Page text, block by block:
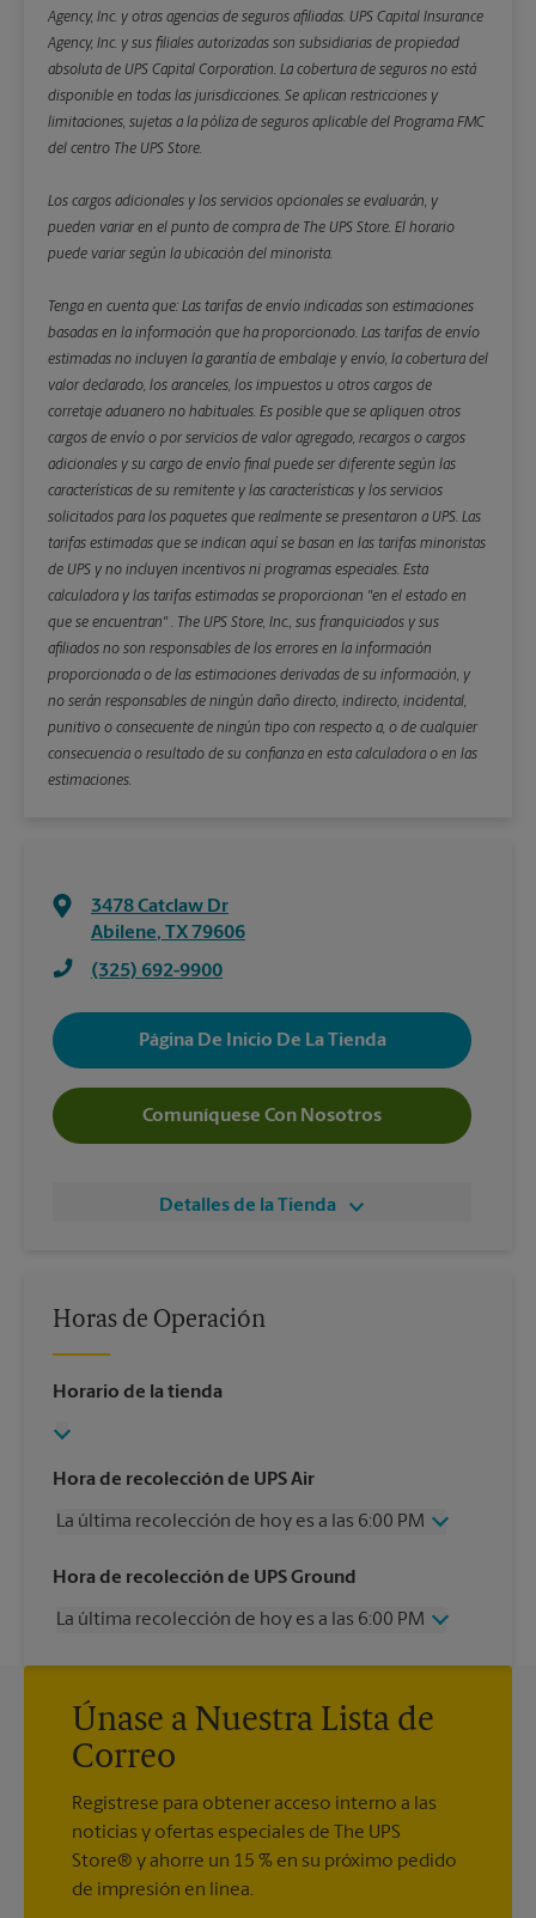
Agency, Inc. y otras agencias de seguros afiliadas. UPS Capital Insurance
Agency, Inc. y sus filiales autorizadas son subsidiarias de propiedad
absoluta de UPS Capital Corporation. La cobertura de seguros no está
disponible en todas las jurisdicciones. Se aplican restricciones y
limitaciones, sujetas a la póliza de seguros aplicable del Programa FMC
del centro The UPS Store.
Los cargos adicionales y los servicios opcionales se evaluarán, y
pueden variar en el punto de compra de The UPS Store. El horario
puede variar según la ubicación del minorista.
Tenga en cuenta que: Las tarifas de envío indicadas son estimaciones
basadas en la información que ha proporcionado. Las tarifas de envío
estimadas no incluyen la garantía de embalaje y envío, la cobertura del
valor declarado, los aranceles, los impuestos u otros cargos de
corretaje aduanero no habituales. Es posible que se apliquen otros
cargos de envío o por servicios de valor agregado, recargos o cargos
adicionales y su cargo de envío final puede ser diferente según las
características de su remitente y las características y los servicios
solicitados para los paquetes que realmente se presentaron a UPS. Las
tarifas estimadas que se indican aquí se basan en las tarifas minoristas
de UPS y no incluyen incentivos ni programas especiales. Esta
calculadora y las tarifas estimadas se proporcionan "en el estado en
que se encuentran" . The UPS Store, Inc., sus franquiciados y sus
afiliados no son responsables de los errores en la información
proporcionada o de las estimaciones derivadas de su información, y
no serán responsables de ningún daño directo, indirecto, incidental,
punitivo o consecuente de ningún tipo con respecto a, o de cualquier
consecuencia o resultado de su confianza en esta calculadora o en las
estimaciones.
3478 Catclaw Dr
Abilene, TX 79606
(325) 692-9900
Página De Inicio De La Tienda
Comuníquese Con Nosotros
Detalles de la Tienda
Horas de Operación
Horario de la tienda
Hora de recolección de UPS Air
La última recolección de hoy es a las 6:00 PM
Miércoles
6:00 PM
Viernes
6:00 PM
Lunes
6:00 PM
Martes
6:00 PM
Hora de recolección de UPS Ground
La última recolección de hoy es a las 6:00 PM
Miércoles
6:00 PM
Jueves
Viernes
6:00 PM
Sábado
Lunes
6:00 PM
Martes
6:00 PM
Únase a Nuestra Lista de
Correo
Regístrese para obtener acceso interno a las
noticias y ofertas especiales de The UPS
Store® y ahorre un 15 % en su próximo pedido
de impresión en línea.